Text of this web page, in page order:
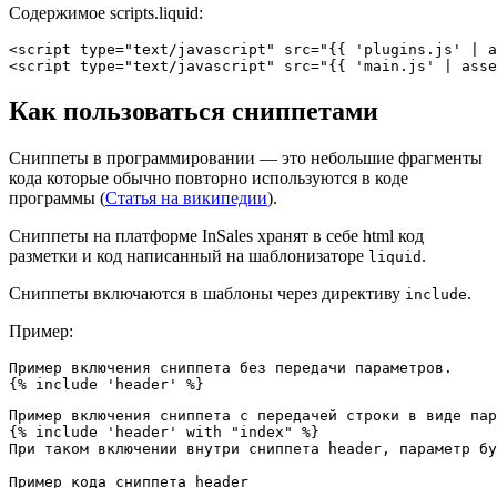
Содержимое scripts.liquid:
<script type="text/javascript" src="{{ 'plugins.js' |
Как пользоваться сниппетами
Сниппеты в программировании — это небольшие фрагменты
кода которые обычно повторно используются в коде
программы (Статья на википедии).
Сниппеты на платформе InSales хранят в себе html код
разметки и код написанный на шаблонизаторе liquid .
Сниппеты включаются в шаблоны через директиву include.
Пример:
{% include 'header' %}
{% include 'header' with "index" %}
При таком включении внутри сниппета header, параметр